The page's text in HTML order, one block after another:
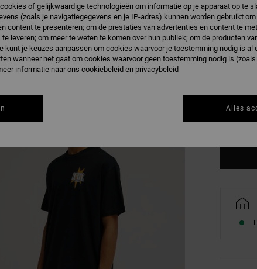
KleurBlack
Zie
of gelijkwaardige technologieën om informatie op je apparaat op te
(zoals je navigatiegegevens en je IP-adres) kunnen worden gebruikt
content te presenteren; om de prestaties van advertenties en content te
leveren; om meer te weten te komen over hun publiek; om de producten
kunt je keuzes aanpassen om cookies waarvoor je toestemming nodig is al
wanneer het gaat om cookies waarvoor geen toestemming nodig is
informatie naar ons cookiebeleid en privacybeleid
Alles